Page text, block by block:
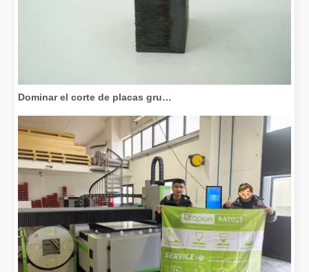
Dominar el corte de placas gruesas: cómo las máquinas de corte por láser de fibra revolucionan la fabricación